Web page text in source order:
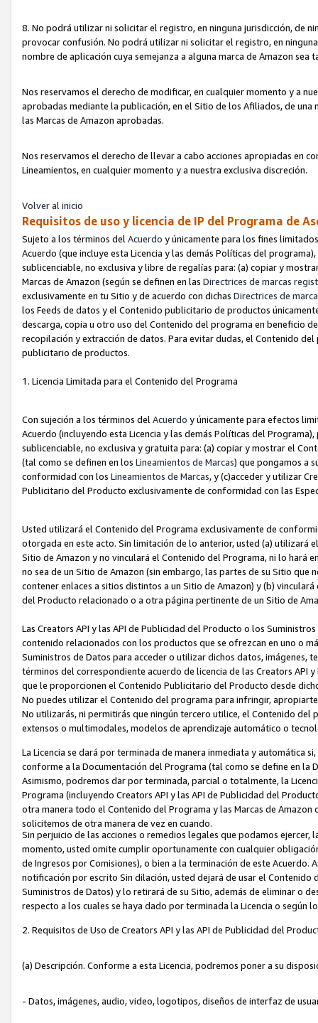
8. No podrá utilizar ni solicitar el registro, en ninguna jurisdicción, de
provocar confusión. No podrá utilizar ni solicitar el registro, en
nombre de aplicación cuya semejanza a alguna marca de Amazon
Nos reservamos el derecho de modificar, en cualquier momento y a
aprobadas mediante la publicación, en el Sitio de los Afiliados, de
las Marcas de Amazon aprobadas.
Nos reservamos el derecho de llevar a cabo acciones apropiadas en
Lineamientos, en cualquier momento y a nuestra exclusiva discreción.
Volver al inicio
Requisitos de uso y licencia de IP del Programa de
Sujeto a los términos del Acuerdo y únicamente para los fines
Acuerdo (que incluye esta Licencia y las demás Políticas del
sublicenciable, no exclusiva y libre de regalías para: (a) copiar y
Marcas de Amazon (según se definen en las Directrices de marcas
exclusivamente en tu Sitio y de acuerdo con dichas Directrices de
los Feeds de datos y el Contenido publicitario de productos
descarga, copia u otro uso del Contenido del programa en beneficio
recopilación y extracción de datos. Para evitar dudas, el Contenido
publicitario de productos.
1. Licencia Limitada para el Contenido del Programa
Con sujeción a los términos del Acuerdo y únicamente para efectos
Acuerdo (incluyendo esta Licencia y las demás Políticas del
sublicenciable, no exclusiva y gratuita para: (a) copiar y mostrar el
(tal como se definen en los Lineamientos de Marcas) que pongamos a
conformidad con los Lineamientos de Marcas, y (c)acceder y utilizar
Publicitario del Producto exclusivamente de conformidad con las
Usted utilizará el Contenido del Programa exclusivamente de
otorgada en este acto. Sin limitación de lo anterior, usted (a) utilizará
Sitio de Amazon y no vinculará el Contenido del Programa, ni lo hará
no sea de un Sitio de Amazon (sin embargo, las partes de su Sitio
contener enlaces a sitios distintos a un Sitio de Amazon) y (b)
del Producto relacionado o a otra página pertinente de un Sitio de
Las Creators API y las API de Publicidad del Producto o los
contenido relacionados con los productos que se ofrezcan en uno o
Suministros de Datos para acceder o utilizar dichos datos,
términos del correspondiente acuerdo de licencia de las Creators API
que le proporcionen el Contenido Publicitario del Producto desde
No puedes utilizar el Contenido del programa para infringir,
No utilizarás, ni permitirás que ningún tercero utilice, el Contenido
extensos o multimodales, modelos de aprendizaje automático o
La Licencia se dará por terminada de manera inmediata y automática
conforme a la Documentación del Programa (tal como se define en la
Asimismo, podremos dar por terminada, parcial o totalmente, la
Programa (incluyendo Creators API y las API de Publicidad del
otra manera todo el Contenido del Programa y las Marcas de
solicitemos de otra manera de vez en cuando.
Sin perjuicio de las acciones o remedios legales que podamos
momento, usted omite cumplir oportunamente con cualquier
de Ingresos por Comisiones), o bien a la terminación de este
notificación por escrito Sin dilación, usted dejará de usar el
Suministros de Datos) y lo retirará de su Sitio, además de eliminar o
respecto a los cuales se haya dado por terminada la Licencia o según
2. Requisitos de Uso de Creators API y las API de Publicidad del
(a) Descripción. Conforme a esta Licencia, podremos poner a su
- Datos, imágenes, audio, video, logotipos, diseños de interfaz de